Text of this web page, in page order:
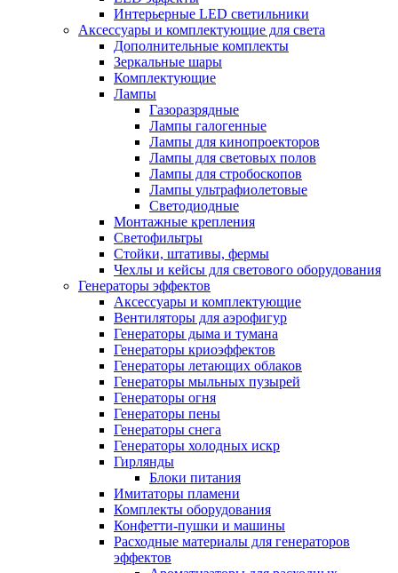
Интерьерные LED светильники
Аксессуары и комплектующие для света
Дополнительные комплекты
Зеркальные шары
Комплектующие
Лампы
Газоразрядные
Лампы галогенные
Лампы для кинопроекторов
Лампы для световых полов
Лампы для стробоскопов
Лампы ультрафиолетовые
Светодиодные
Монтажные крепления
Светофильтры
Стойки, штативы, фермы
Чехлы и кейсы для светового оборудования
Генераторы эффектов
Аксессуары и комплектующие
Вентиляторы для аэрофигур
Генераторы дыма и тумана
Генераторы криоэффектов
Генераторы летающих облаков
Генераторы мыльных пузырей
Генераторы огня
Генераторы пены
Генераторы снега
Генераторы холодных искр
Гирлянды
Блоки питания
Имитаторы пламени
Комплекты оборудования
Конфетти-пушки и машины
Расходные материалы для генераторов
эффектов